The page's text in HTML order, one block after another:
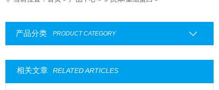
产品分类 PRODUCT CATEGORY
相关文章 RELATED ARTICLES